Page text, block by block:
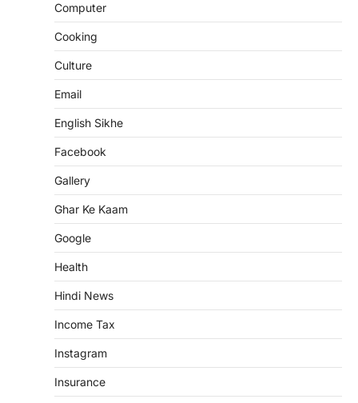
Computer
Cooking
Culture
Email
English Sikhe
Facebook
Gallery
Ghar Ke Kaam
Google
Health
Hindi News
Income Tax
Instagram
Insurance